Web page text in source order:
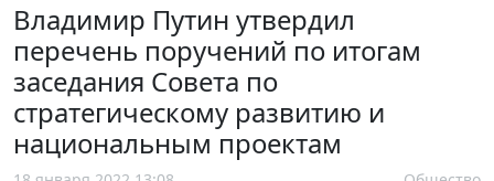
Владимир Путин утвердил
перечень поручений по итогам
заседания Совета по
стратегическому развитию и
национальным проектам